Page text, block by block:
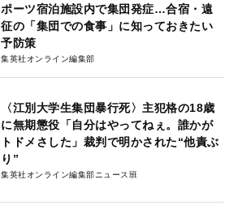
ポーツ宿泊施設内で集団発症…合宿・遠
征の「集団での食事」に知っておきたい
予防策
集英社オンライン編集部
〈江別大学生集団暴行死〉主犯格の18歳
に無期懲役「自分はやってねぇ。誰かが
トドメさした」裁判で明かされた“他責ぶ
り”
集英社オンライン編集部ニュース班